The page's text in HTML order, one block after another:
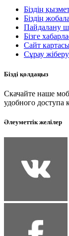
Біздің
Біздің
Пайдалану
Бізге
Сайт
Сұрау жіберу
Бізді қолдаңыз
Скачайте наше
удобного доступа
Әлеуметтік желілер